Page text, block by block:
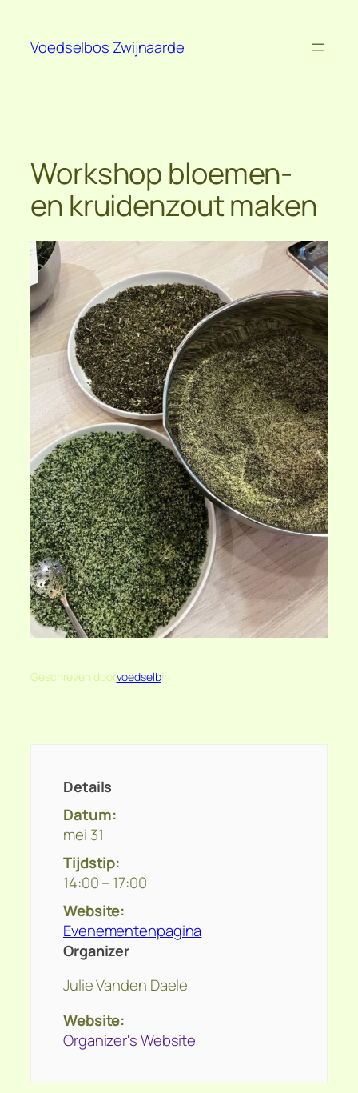
Voedselbos Zwijnaarde
Workshop bloemen-
en kruidenzout maken
Geschreven doorvoedselbin
Details
Datum:
mei 31
Tijdstip:
14:00 – 17:00
Website:
Evenementenpagina
Organizer
Julie Vanden Daele
Website:
Organizer's Website